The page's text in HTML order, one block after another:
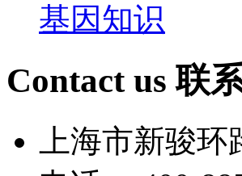
基因知识
Contact us 联
上海市新骏